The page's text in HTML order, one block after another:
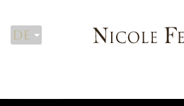
Zum Hauptinhalt springen
DE